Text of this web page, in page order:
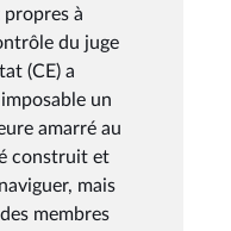
à
du juge
(CE) a
un
amarré au
construit et
mais
membres